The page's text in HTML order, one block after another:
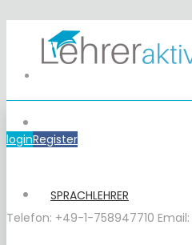
loginRegister
Telefon: +49-1-758947710 Email:
SPRACHLEHRER